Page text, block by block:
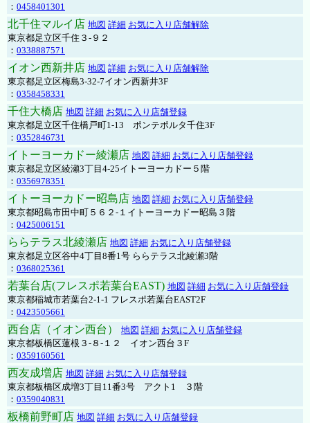
： 0458401301
北千住マルイ店 地図 詳細 お気に入り店舗解除
東京都足立区千住３-９２
： 0338887571
イオン西新井店 地図 詳細 お気に入り店舗解除
東京都足立区梅島3-32-7イオン西新井3F
： 0358458331
千住大橋店 地図 詳細 お気に入り店舗登録
東京都足立区千住橋戸町1-13 ポンテポルタ千住3F
： 0352846731
イトーヨーカドー綾瀬店 地図 詳細 お気に入り店舗登録
東京都足立区綾瀬3丁目4-25イトーヨーカドー５階
： 0356978351
イトーヨーカドー昭島店 地図 詳細 お気に入り店舗登録
東京都昭島市田中町５６２-１イトーヨーカドー昭島３階
： 0425006151
ららテラス北綾瀬店 地図 詳細 お気に入り店舗登録
東京都足立区谷中4丁目8番1号 ららテラス北綾瀬3階
： 0368025361
若葉台店(フレスポ若葉台EAST) 地図 詳細 お気に入り店舗登録
東京都稲城市若葉台2-1-1 フレスポ若葉台EAST2F
： 0423505661
西台店（イオン西台） 地図 詳細 お気に入り店舗登録
東京都板橋区蓮根３-８-１２ イオン西台３F
： 0359160561
西友成増店 地図 詳細 お気に入り店舗登録
東京都板橋区成増3丁目11番3号 アクト1 ３階
： 0359040831
板橋前野町店 地図 詳細 お気に入り店舗登録